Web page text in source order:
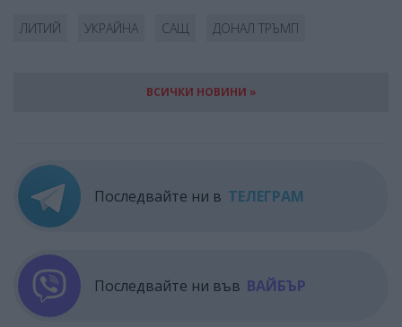
ЛИТИЙ УКРАЙНА САЩ ДОНАЛ ТРЪМП
ВСИЧКИ НОВИНИ »
Последвайте ни в ТЕЛЕГРАМ
Последвайте ни във ВАЙБЪР